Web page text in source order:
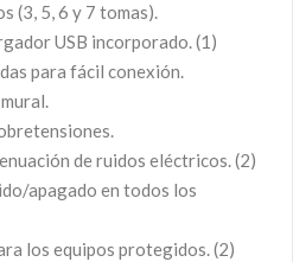
(3, 5, 6 y 7 tomas).
USB incorporado. (1)
para fácil conexión.
de ruidos eléctricos. (2)
apagado en todos los
los equipos protegidos. (2)